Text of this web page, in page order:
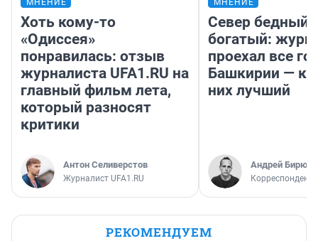
Хоть кому-то
«Одиссея»
понравилась: отзыв
журналиста UFA1.RU на
главный фильм лета,
который разносят
критики
Антон Селиверстов
Журналист UFA1.RU
Север бедный,
богатый:
проехал все
Башкирии —
них лучший
Андрей
Корреспондент
РЕКОМЕНДУЕМ